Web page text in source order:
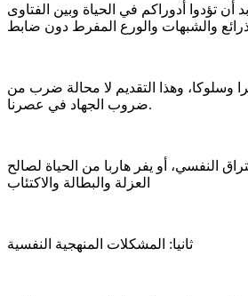
أن تؤدوا أدوراكم في الحياة وبين الفتاوى
وسلوكا، وهذا التقديم لا محالة ضرب من
ضروب الجهاد في عصرنا.
النفسي، أو يفر هاربا من الحياة لصالح
العزلة والبطالة والاكتئاب
ثانيا: المشكلات المنهجية النفسية